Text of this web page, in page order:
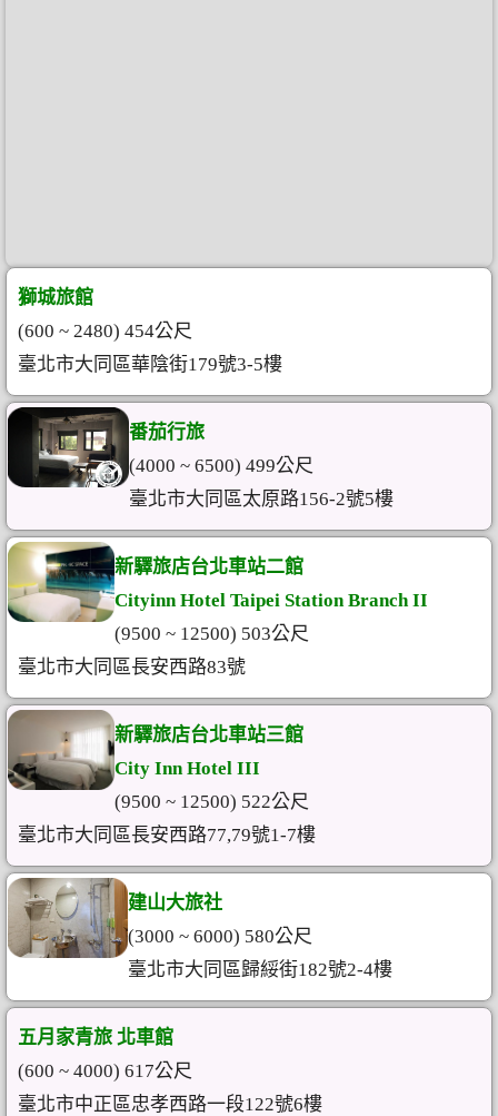
獅城旅館
(600 ~ 2480) 454公尺
臺北市大同區華陰街179號3-5樓
番茄行旅
(4000 ~ 6500) 499公尺
臺北市大同區太原路156-2號5樓
新驛旅店台北車站二館
Cityinn Hotel Taipei Station Branch II
(9500 ~ 12500) 503公尺
臺北市大同區長安西路83號
新驛旅店台北車站三館
City Inn Hotel III
(9500 ~ 12500) 522公尺
臺北市大同區長安西路77,79號1-7樓
建山大旅社
(3000 ~ 6000) 580公尺
臺北市大同區歸綏街182號2-4樓
五月家青旅 北車館
(600 ~ 4000) 617公尺
臺北市中正區忠孝西路一段122號6樓